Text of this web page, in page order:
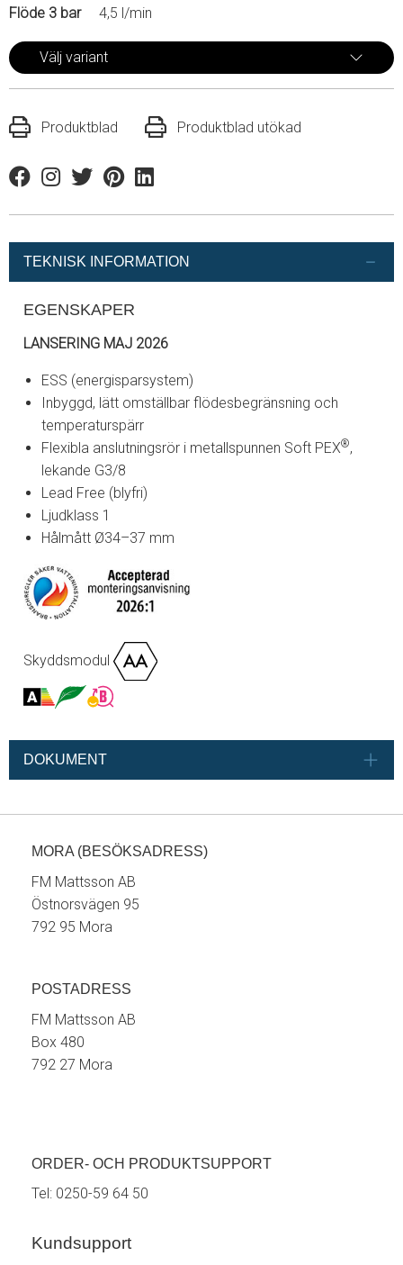
Flöde 3 bar
4,5 l/min
Välj variant
Produktblad Produktblad utökad
FacebookInstagram
TwitterPinterestLinkedin
TEKNISK INFORMATION
EGENSKAPER
LANSERING MAJ 2026
ESS (energisparsystem)
Inbyggd, lätt omställbar flödesbegränsning och
temperaturspärr
Flexibla anslutningsrör i metallspunnen Soft PEX®,
lekande G3/8
Lead Free (blyfri)
Ljudklass 1
Hålmått Ø34–37 mm
Skyddsmodul
DOKUMENT
MORA (BESÖKSADRESS)
FM Mattsson AB
Östnorsvägen 95
792 95 Mora
POSTADRESS
FM Mattsson AB
Box 480
792 27 Mora
ORDER- OCH PRODUKTSUPPORT
Tel: 0250-59 64 50
Kundsupport